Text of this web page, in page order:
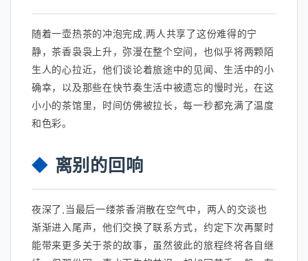
随着一壶热茶的冲泡完成,两人共享了这份难得的宁
静，茶香袅袅上升，弥漫在整个空间，也似乎将两颗陌
生人的心拉近，他们谈论着旅途中的见闻、生活中的小
确幸，以及那些在快节奏生活中被遗忘的慢时光，在这
小小的茶馆里，时间仿佛被拉长，每一秒都充满了温度
和色彩。
离别的回响
夜深了,当最后一缕茶香消散在空气中，两人的交谈也
渐渐进入尾声，他们交换了联系方式，约定下次再聚时
能带来更多关于茶的故事，虽然彼此的旅程终将各自继